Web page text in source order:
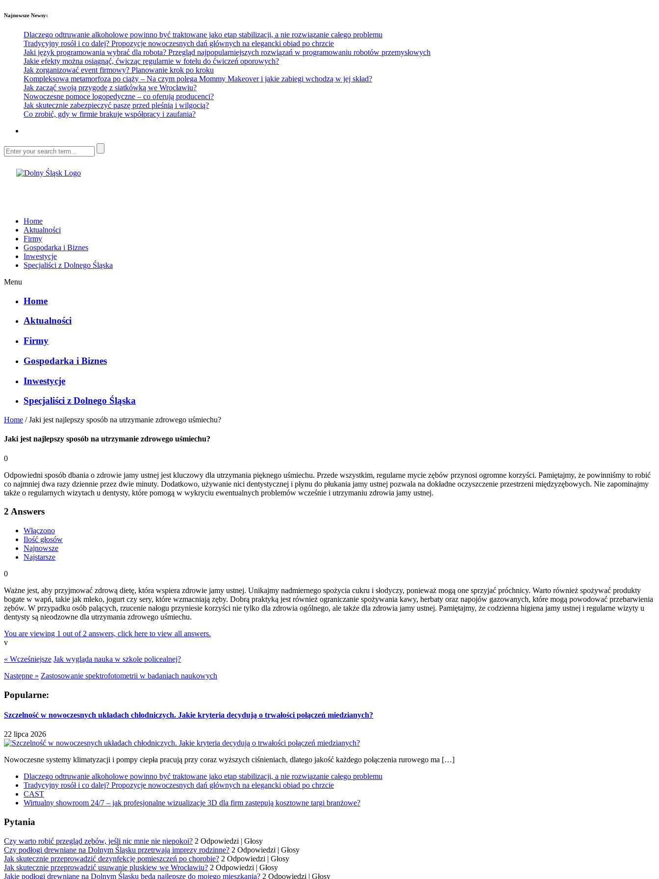
Najnowsze Newsy:
Dlaczego odtruwanie alkoholowe powinno być traktowane jako etap stabilizacji, a nie rozwiązanie całego problemu
Tradycyjny rosół i co dalej? Propozycje nowoczesnych dań głównych na elegancki obiad po chrzcie
Jaki język programowania wybrać dla robota? Przegląd najpopularniejszych rozwiązań w programowaniu robotów przemysłowych
Jakie efekty można osiągnąć, ćwicząc regularnie w fotelu do ćwiczeń oporowych?
Jak zorganizować event firmowy? Planowanie krok po kroku
Kompleksowa metamorfoza po ciąży – Na czym polega Mommy Makeover i jakie zabiegi wchodzą w jej skład?
Jak zacząć swoją przygodę z siatkówką we Wrocławiu?
Nowoczesne pomoce logopedyczne – co oferują producenci?
Jak skutecznie zabezpieczyć paszę przed pleśnią i wilgocią?
Co zrobić, gdy w firmie brakuje współpracy i zaufania?
Home
Aktualności
Firmy
Gospodarka i Biznes
Inwestycje
Specjaliści z Dolnego Śląska
Menu
Home
Aktualności
Firmy
Gospodarka i Biznes
Inwestycje
Specjaliści z Dolnego Śląska
Home /Jaki jest najlepszy sposób na utrzymanie zdrowego uśmiechu?
Jaki jest najlepszy sposób na utrzymanie zdrowego uśmiechu?
0
Odpowiedni sposób dbania o zdrowie jamy ustnej jest kluczowy dla utrzymania pięknego uśmiechu. Przede wszystkim, regularne mycie zębów przynosi ogromne korzyści. Pamiętajmy, że powinniśmy to robić
co najmniej dwa razy dziennie przez dwie minuty. Dodatkowo, używanie nici dentystycznej i płynu do płukania jamy ustnej pozwala na dokładne oczyszczenie przestrzeni międzyzębowych. Nie zapominajmy
także o regularnych wizytach u dentysty, które pomogą w wykryciu ewentualnych problemów wcześnie i utrzymaniu zdrowia jamy ustnej.
2 Answers
Włączono
Ilość głosów
Najnowsze
Najstarsze
0
Ważne jest, aby przyjmować zdrową dietę, która wspiera zdrowie jamy ustnej. Unikajmy nadmiernego spożycia cukru i słodyczy, ponieważ mogą one sprzyjać próchnicy. Warto również spożywać produkty
bogate w wapń, takie jak mleko, jogurt czy sery, które wzmacniają zęby. Dobrą praktyką jest również ograniczanie spożywania kawy, herbaty oraz napojów gazowanych, które mogą powodować przebarwienia
zębów. W przypadku osób palących, rzucenie nałogu przyniesie korzyści nie tylko dla zdrowia ogólnego, ale także dla zdrowia jamy ustnej. Pamiętajmy, że codzienna higiena jamy ustnej i regularne wizyty u
dentysty są nieodzowne dla utrzymania zdrowego uśmiechu.
You are viewing 1 out of 2 answers, click here to view all answers.
v
« Wcześniejsze Jak wygląda nauka w szkole policealnej?
Następne » Zastosowanie spektrofotometrii w badaniach naukowych
Popularne:
Szczelność w nowoczesnych układach chłodniczych. Jakie kryteria decydują o trwałości połączeń miedzianych?
22 lipca 2026
Nowoczesne systemy klimatyzacji i pompy ciepła pracują przy coraz wyższych ciśnieniach, dlatego jakość każdego połączenia rurowego ma […]
Dlaczego odtruwanie alkoholowe powinno być traktowane jako etap stabilizacji, a nie rozwiązanie całego problemu
Tradycyjny rosół i co dalej? Propozycje nowoczesnych dań głównych na elegancki obiad po chrzcie
CAST
Wirtualny showroom 24/7 – jak profesjonalne wizualizacje 3D dla firm zastępują kosztowne targi branżowe?
Pytania
Czy warto robić przegląd zębów, jeśli nic mnie nie niepokoi? 2 Odpowiedzi | Głosy
Czy podłogi drewniane na Dolnym Śląsku przetrwają imprezy rodzinne? 2 Odpowiedzi | Głosy
Jak skutecznie przeprowadzić dezynfekcję pomieszczeń po chorobie? 2 Odpowiedzi | Głosy
Jak skutecznie przeprowadzić usuwanie pluskiew we Wrocławiu? 2 Odpowiedzi | Głosy
Jakie podłogi drewniane na Dolnym Śląsku będą najlepsze do mojego mieszkania? 2 Odpowiedzi | Głosy